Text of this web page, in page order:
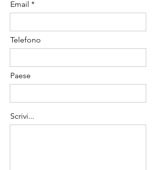
Email
Telefono
Paese
Scrivi...